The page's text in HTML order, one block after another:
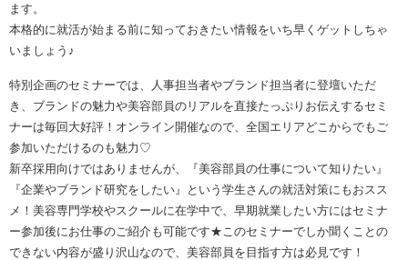
ます。
本格的に就活が始まる前に知っておきたい情報をいち早くゲットしちゃ
いましょう♪
特別企画のセミナーでは、人事担当者やブランド担当者に登壇いただ
き、ブランドの魅力や美容部員のリアルを直接たっぷりお伝えするセミ
ナーは毎回大好評！オンライン開催なので、全国エリアどこからでもご
参加いただけるのも魅力♡
新卒採用向けではありませんが、『美容部員の仕事について知りたい』
『企業やブランド研究をしたい』という学生さんの就活対策にもおスス
メ！美容専門学校やスクールに在学中で、早期就業したい方にはセミナ
ー参加後にお仕事のご紹介も可能です★このセミナーでしか聞くことの
できない内容が盛り沢山なので、美容部員を目指す方は必見です！